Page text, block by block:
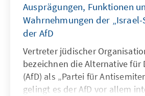
Ausprägungen, Funktionen
Wahrnehmungen der
der AfD
Vertreter jüdischer
bezeichnen die Alternative für
(AfD) als „Partei für
gelingt es der AfD vor allem